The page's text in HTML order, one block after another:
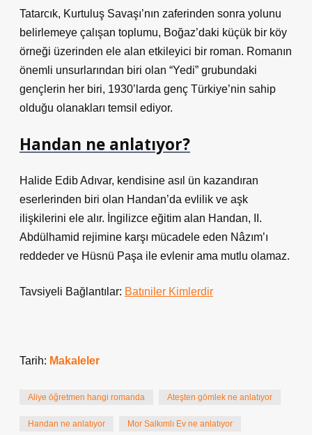
Tatarcık, Kurtuluş Savaşı’nın zaferinden sonra yolunu
belirlemeye çalışan toplumu, Boğaz’daki küçük bir köy
örneği üzerinden ele alan etkileyici bir roman. Romanın
önemli unsurlarından biri olan “Yedi” grubundaki
gençlerin her biri, 1930’larda genç Türkiye’nin sahip
olduğu olanakları temsil ediyor.
Handan ne anlatıyor?
Halide Edib Adıvar, kendisine asıl ün kazandıran
eserlerinden biri olan Handan’da evlilik ve aşk
ilişkilerini ele alır. İngilizce eğitim alan Handan, II.
Abdülhamid rejimine karşı mücadele eden Nâzım’ı
reddeder ve Hüsnü Paşa ile evlenir ama mutlu olamaz.
Tavsiyeli Bağlantılar: Batıniler Kimlerdir
Tarih: Makaleler
Aliye öğretmen hangi romanda Ateşten gömlek ne anlatıyor
Handan ne anlatıyor Mor Salkımlı Ev ne anlatıyor